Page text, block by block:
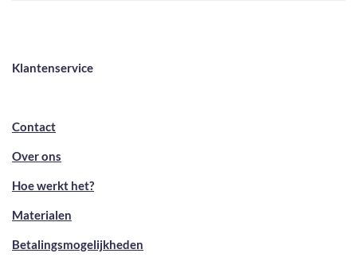
Klantenservice
Contact
Over ons
Hoe werkt het?
Materialen
Betalingsmogelijkheden